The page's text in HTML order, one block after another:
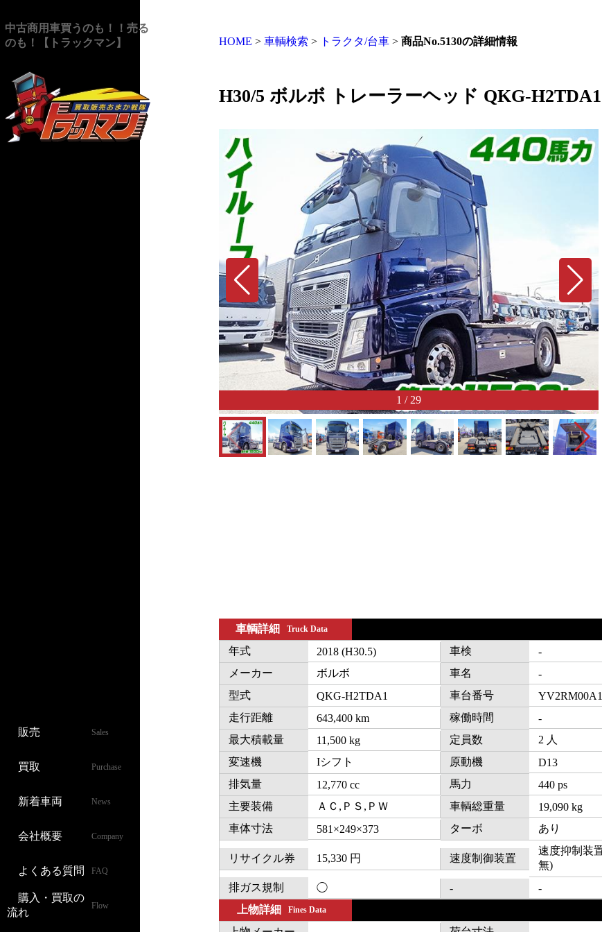
中古商用車買うのも！！売る
のも！【トラックマン】
販売 Sales
買取 Purchase
新着車両 News
会社概要 Company
よくある質問 FAQ
購入・買取の
流れ
Flow
HOME > 車輌検索 > トラクタ/台車> 商品No.5130の詳細情報
H30/5 ボルボ トレーラーヘッド QKG-H2TDA1
1 / 29
車輌詳細 Truck Data
年式 2018 (H30.5) 車検
-
メーカー
ボルボ 車名
-
型式
QKG-H2TDA1 車台番号
走行距離
643,400 km 稼働時間
-
最大積載量
11,500 kg 定員数
2 人
変速機
Iシフト 原動機
D13
排気量
12,770 cc 馬力
440 ps
主要装備
ＡＣ,ＰＳ,ＰＷ 車輌総重量
19,090 kg
車体寸法
581×249×373 ターボ あり
リサイクル券 15,330 円 速度制御装置
速度抑制装
無)
排ガス規制
◯ -
-
上物詳細
Fines Data